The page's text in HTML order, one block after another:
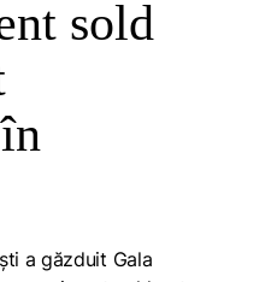
sold
a găzduit Gala